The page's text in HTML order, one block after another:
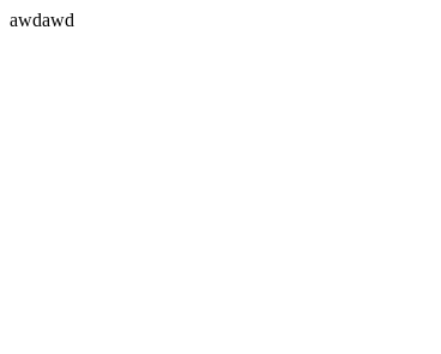
awdawd